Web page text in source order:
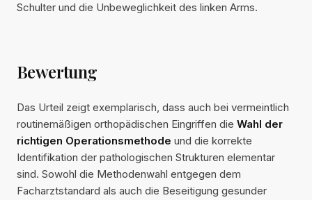
Schulter und die Unbeweglichkeit des linken Arms.
Bewertung
Das Urteil zeigt exemplarisch, dass auch bei vermeintlich
routinemäßigen orthopädischen Eingriffen die Wahl der
richtigen Operationsmethode und die korrekte
Identifikation der pathologischen Strukturen elementar
sind. Sowohl die Methodenwahl entgegen dem
Facharztstandard als auch die Beseitigung gesunder